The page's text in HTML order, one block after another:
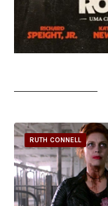
RUTH CONNELL